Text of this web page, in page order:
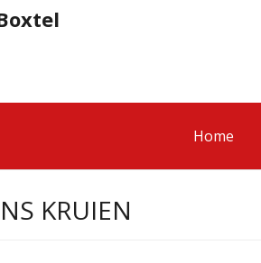
Home
KRUIEN